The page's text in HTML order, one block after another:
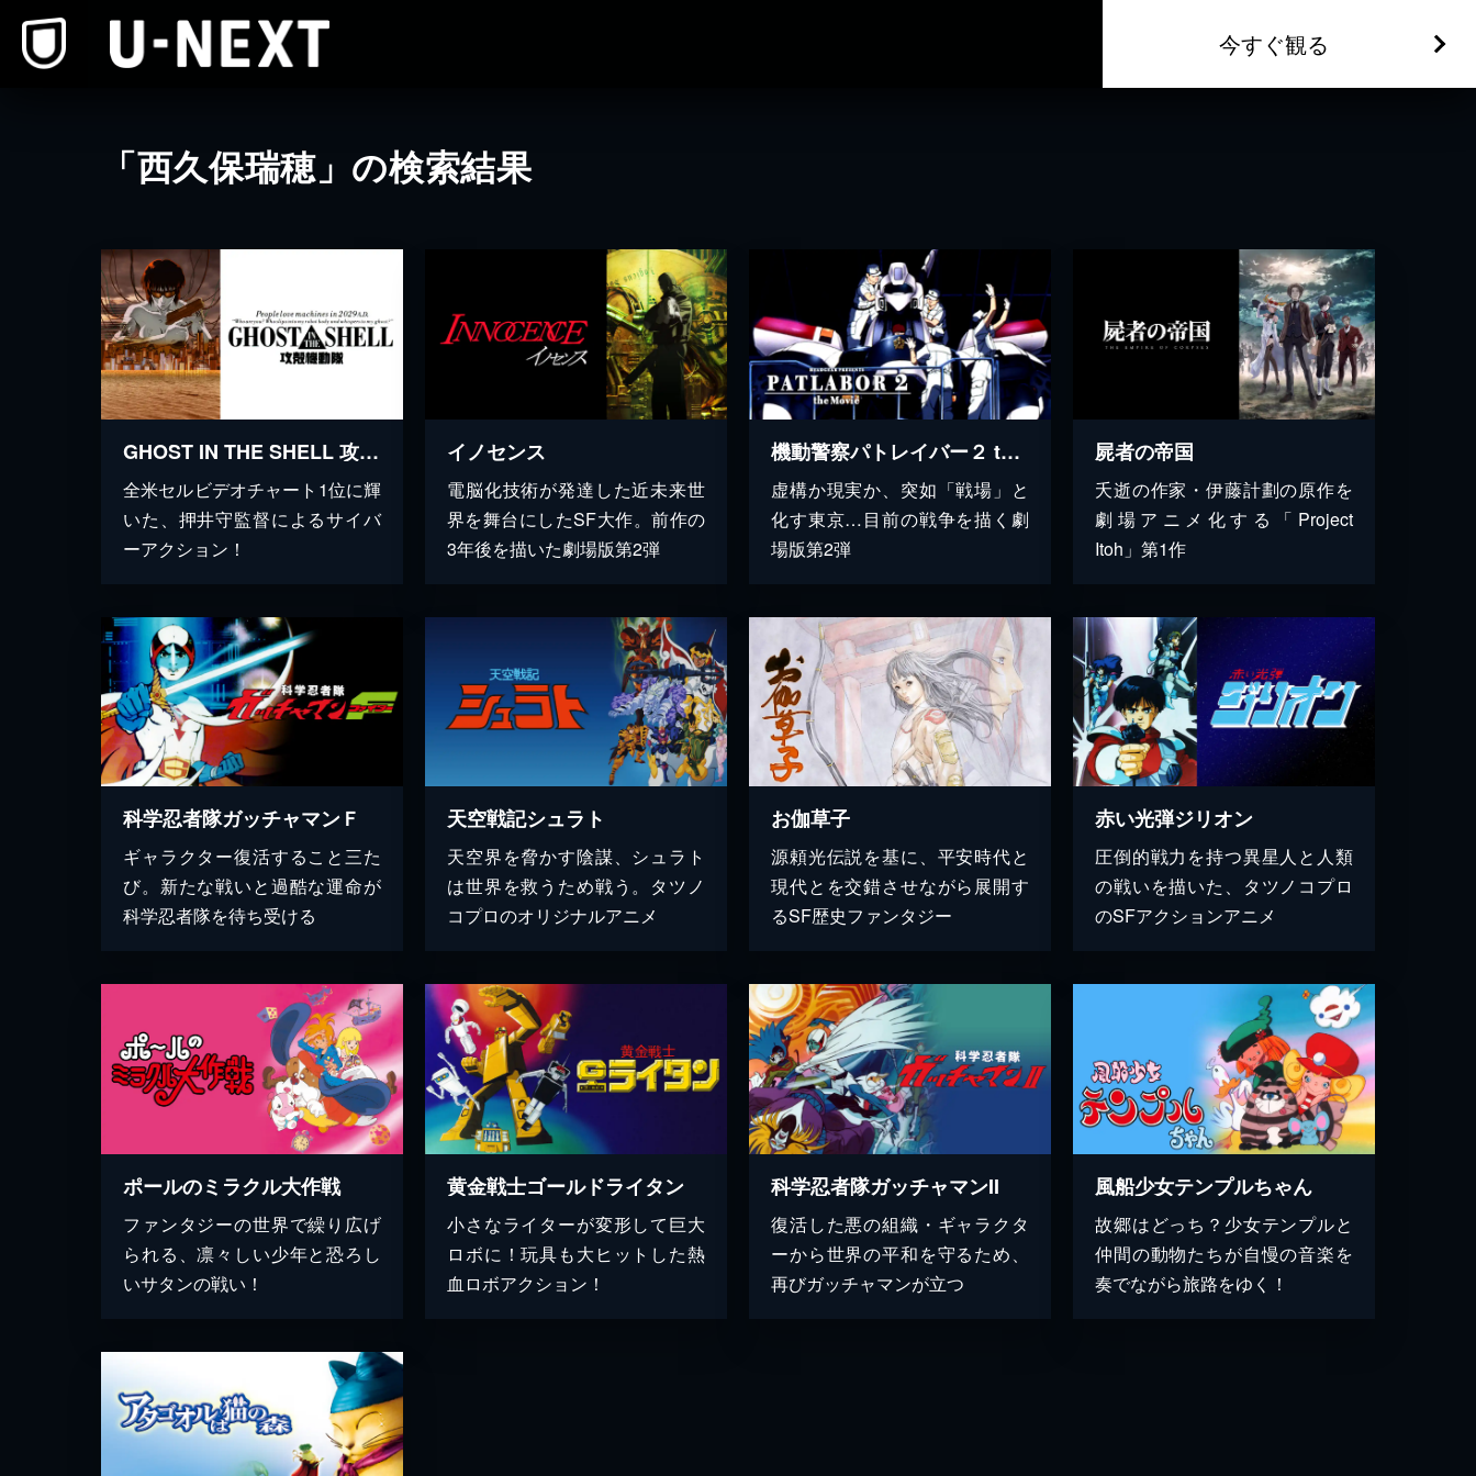
今すぐ観る
「西久保瑞穂」の検索結果
GHOST IN THE SHELL 攻殻機動隊
全米セルビデオチャート1位に輝
いた、押井守監督によるサイバ
ーアクション！
イノセンス
電脳化技術が発達した近未来世
界を舞台にしたSF大作。前作の
3年後を描いた劇場版第2弾
機動警察パトレイバー２ the Movie
虚構か現実か、突如「戦場」と
化す東京…目前の戦争を描く劇
場版第2弾
屍者の帝国
夭逝の作家・伊藤計劃の原作を
劇場アニメ化する「Project
Itoh」第1作
科学忍者隊ガッチャマンＦ
ギャラクター復活すること三た
び。新たな戦いと過酷な運命が
科学忍者隊を待ち受ける
天空戦記シュラト
天空界を脅かす陰謀、シュラト
は世界を救うため戦う。タツノ
コプロのオリジナルアニメ
お伽草子
源頼光伝説を基に、平安時代と
現代とを交錯させながら展開す
るSF歴史ファンタジー
赤い光弾ジリオン
圧倒的戦力を持つ異星人と人類
の戦いを描いた、タツノコプロ
のSFアクションアニメ
ポールのミラクル大作戦
ファンタジーの世界で繰り広げ
られる、凛々しい少年と恐ろし
いサタンの戦い！
黄金戦士ゴールドライタン
小さなライターが変形して巨大
ロボに！玩具も大ヒットした熱
血ロボアクション！
科学忍者隊ガッチャマンII
復活した悪の組織・ギャラクタ
ーから世界の平和を守るため、
再びガッチャマンが立つ
風船少女テンプルちゃん
故郷はどっち？少女テンプルと
仲間の動物たちが自慢の音楽を
奏でながら旅路をゆく！